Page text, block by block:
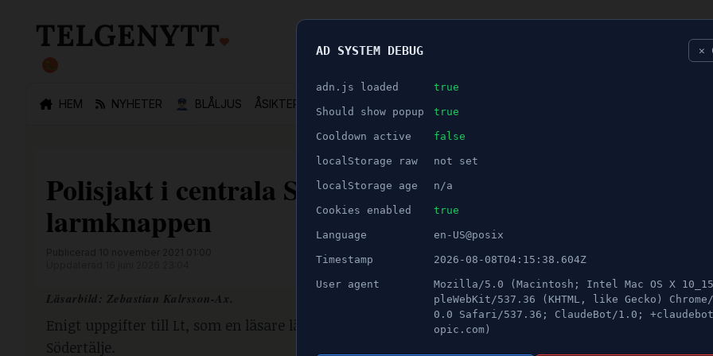
HEM NYHETER 👮🏻‍♂️ BLÅLJUS ÅSIKTER SPORT NÖJE
ANNONS
Polisjakt i centrala Södertälje - Boende tryckte på
larmknappen
Läsarbild: Zebastian Kalrsson-Ax.
Enigt uppgifter till Lt, som en läsare lämnat, ska fyra polisen har jagat två män i vid Ängsgatan i
Södertälje.
AD SYSTEM DEBUG ✕
adn.js loaded true
Should show popup true
Cooldown active false
localStorage raw not set
localStorage age n/a
Cookies enabled true
Language en-US@posix
Timestamp 2026-08-08T04:15:38.604Z
User agent
Mozilla/5.0 (Macintosh; Intel Mac OS X
pleWebKit/537.36 (KHTML, like Gecko)
0.0 Safari/537.36; ClaudeBot/1.0;
opic.com)